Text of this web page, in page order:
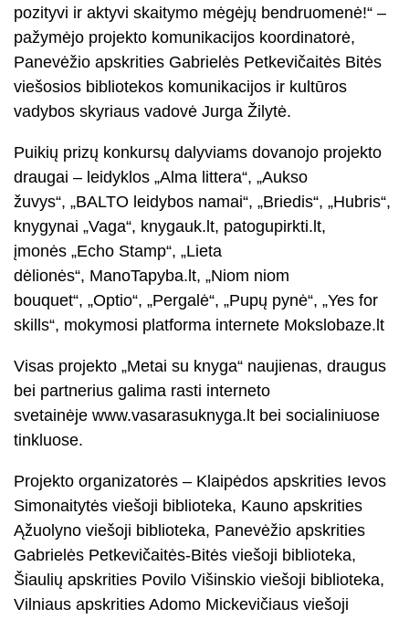
pozityvi ir aktyvi skaitymo mėgėjų bendruomenė!“ –
pažymėjo projekto komunikacijos koordinatorė,
Panevėžio apskrities Gabrielės Petkevičaitės Bitės
viešosios bibliotekos komunikacijos ir kultūros
vadybos skyriaus vadovė Jurga Žilytė.
Puikių prizų konkursų dalyviams dovanojo projekto
draugai – leidyklos „Alma littera“, „Aukso
žuvys“, „BALTO leidybos namai“, „Briedis“, „Hubris“,
knygynai „Vaga“, knygauk.lt, patogupirkti.lt,
įmonės „Echo Stamp“, „Lieta
dėlionės“, ManoTapyba.lt, „Niom niom
bouquet“, „Optio“, „Pergalė“, „Pupų pynė“, „Yes for
skills“, mokymosi platforma internete Mokslobaze.lt
Visas projekto „Metai su knyga“ naujienas, draugus
bei partnerius galima rasti interneto
svetainėje www.vasarasuknyga.lt bei socialiniuose
tinkluose.
Projekto organizatorės – Klaipėdos apskrities Ievos
Simonaitytės viešoji biblioteka, Kauno apskrities
Ąžuolyno viešoji biblioteka, Panevėžio apskrities
Gabrielės Petkevičaitės-Bitės viešoji biblioteka,
Šiaulių apskrities Povilo Višinskio viešoji biblioteka,
Vilniaus apskrities Adomo Mickevičiaus viešoji